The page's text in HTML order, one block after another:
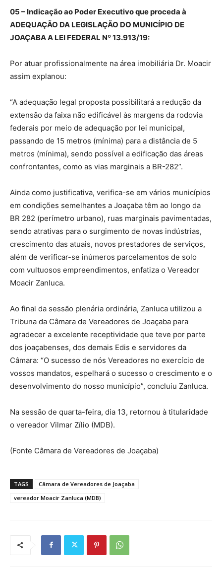
05 – Indicação ao Poder Executivo que proceda à
ADEQUAÇÃO DA LEGISLAÇÃO DO MUNICÍPIO DE
JOAÇABA A LEI FEDERAL Nº 13.913/19:
Por atuar profissionalmente na área imobiliária Dr. Moacir
assim explanou:
“A adequação legal proposta possibilitará a redução da
extensão da faixa não edificável às margens da rodovia
federais por meio de adequação por lei municipal,
passando de 15 metros (mínima) para a distância de 5
metros (mínima), sendo possível a edificação das áreas
confrontantes, como as vias marginais a BR-282”.
Ainda como justificativa, verifica-se em vários municípios
em condições semelhantes a Joaçaba têm ao longo da
BR 282 (perímetro urbano), ruas marginais pavimentadas,
sendo atrativas para o surgimento de novas indústrias,
crescimento das atuais, novos prestadores de serviços,
além de verificar-se inúmeros parcelamentos de solo
com vultuosos empreendimentos, enfatiza o Vereador
Moacir Zanluca.
Ao final da sessão plenária ordinária, Zanluca utilizou a
Tribuna da Câmara de Vereadores de Joaçaba para
agradecer a excelente receptividade que teve por parte
dos joaçabenses, dos demais Edis e servidores da
Câmara: “O sucesso de nós Vereadores no exercício de
vossos mandatos, espelhará o sucesso o crescimento e o
desenvolvimento do nosso município”, concluiu Zanluca.
Na sessão de quarta-feira, dia 13, retornou à titularidade
o vereador Vilmar Zílio (MDB).
(Fonte Câmara de Vereadores de Joaçaba)
TAGS
Câmara de Vereadores de Joaçaba
vereador Moacir Zanluca (MDB)